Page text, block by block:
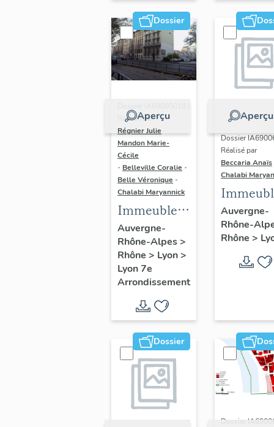
ancien de
Rhône-
Alpes
(corpus
vitrearum)
Dossier
Aperçu
Réalisé par
Régnier Julie
Mandon Marie-
Cécile
- Belleville Coralie -
Belle Véronique -
Chalabi Maryannick
Immeubles
du secteur
d'étude La
Guillotière
Auvergne-
Rhône-Alpes>
Rhône > Lyon>
Lyon 7e
Arrondissement
Aperçu
Dossier
Réalisé par
Beccaria Anaïs
Chalabi
des
Trente
rive
Auvergne-
Rhône-
Rhône >
Dossier
Dossier